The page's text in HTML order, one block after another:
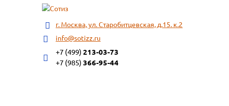
г. Москва, ул. Старобитцевская, д.15. к.2
info@sotizz.ru
+7 (499) 213-03-73
+7 (985) 366-95-44